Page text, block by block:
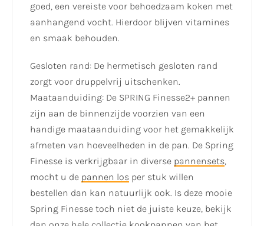
goed, een vereiste voor behoedzaam koken met
aanhangend vocht. Hierdoor blijven vitamines
en smaak behouden.
Gesloten rand: De hermetisch gesloten rand
zorgt voor druppelvrij uitschenken.
Maataanduiding: De SPRING Finesse2+ pannen
zijn aan de binnenzijde voorzien van een
handige maataanduiding voor het gemakkelijk
afmeten van hoeveelheden in de pan. De Spring
Finesse is verkrijgbaar in diverse pannensets,
mocht u de pannen los per stuk willen
bestellen dan kan natuurlijk ook. Is deze mooie
Spring Finesse toch niet de juiste keuze, bekijk